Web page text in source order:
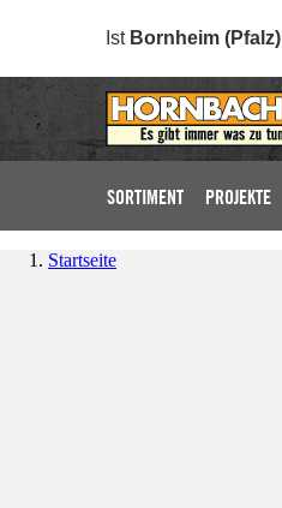
Ist Bornheim (Pfalz)
SORTIMENT PROJEKTE
Startseite